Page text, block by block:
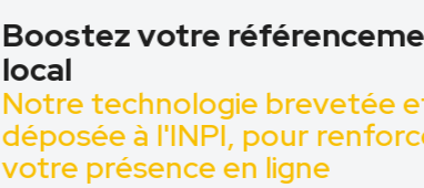
Boostez votre
local
Notre technologie brevetée
déposée à l'INPI, pour
votre présence en ligne